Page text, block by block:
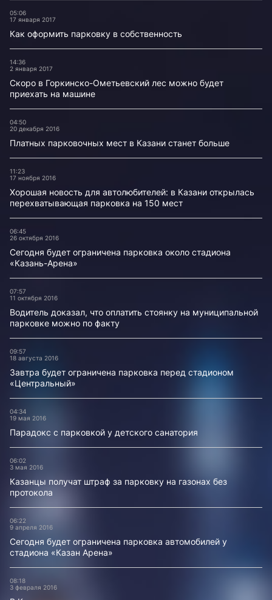
05:06
17 января 2017
Как оформить парковку в собственность
14:36
2 января 2017
Скоро в Горкинско-Ометьевский лес можно будет
приехать на машине
04:50
20 декабря 2016
Платных парковочных мест в Казани станет больше
11:23
17 ноября 2016
Хорошая новость для автолюбителей: в Казани открылась
перехватывающая парковка на 150 мест
06:45
26 октября 2016
Сегодня будет ограничена парковка около стадиона
«Казань-Арена»
07:57
11 октября 2016
Водитель доказал, что оплатить стоянку на муниципальной
парковке можно по факту
09:57
18 августа 2016
Завтра будет ограничена парковка перед стадионом
«Центральный»
04:34
19 мая 2016
Парадокс с парковкой у детского санатория
06:02
3 мая 2016
Казанцы получат штраф за парковку на газонах без
протокола
06:22
9 апреля 2016
Сегодня будет ограничена парковка автомобилей у
стадиона «Казан Арена»
08:18
3 февраля 2016